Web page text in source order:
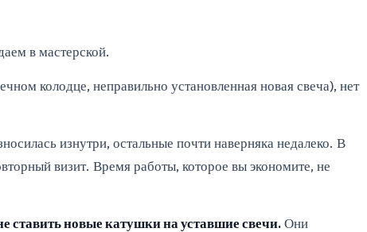
в мастерской.
колодце, неправильно установленная новая свеча), нет
изнутри, остальные почти наверняка недалеко. В
визит. Время работы, которое вы экономите, не
ставить новые катушки на уставшие свечи.Они